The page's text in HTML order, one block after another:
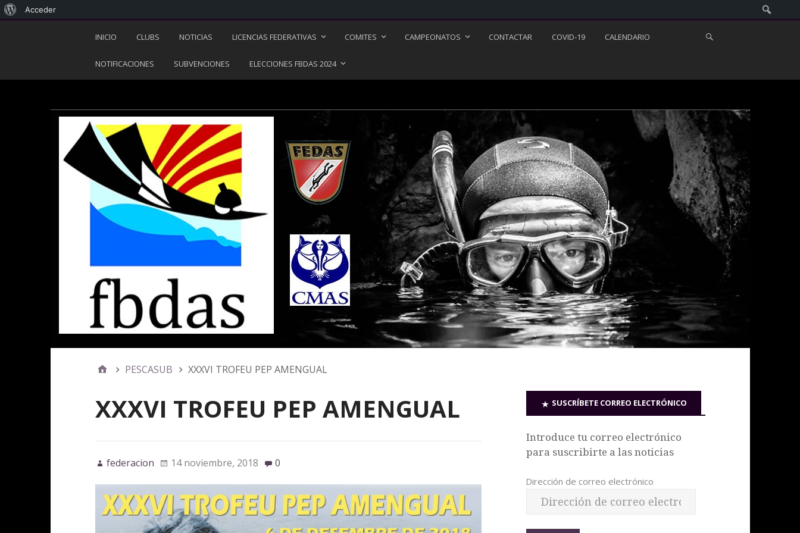
INICIO CLUBS NOTICIAS LICENCIAS FEDERATIVAS COMITES CAMPEONATOS CONTACTAR COVID-19 CALENDARIO
NOTIFICACIONES SUBVENCIONES ELECCIONES FBDAS 2024
PESCASUB XXXVI TROFEU PEP AMENGUAL
XXXVI TROFEU PEP AMENGUAL
federacion 14 noviembre, 2018 0
SUSCRÍBETE CORREO ELECTRÓNICO
Introduce tu correo electrónico
para suscribirte a las noticias
Dirección de correo electrónico
Acceder